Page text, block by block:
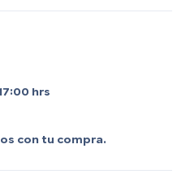
hrs
con tu compra.